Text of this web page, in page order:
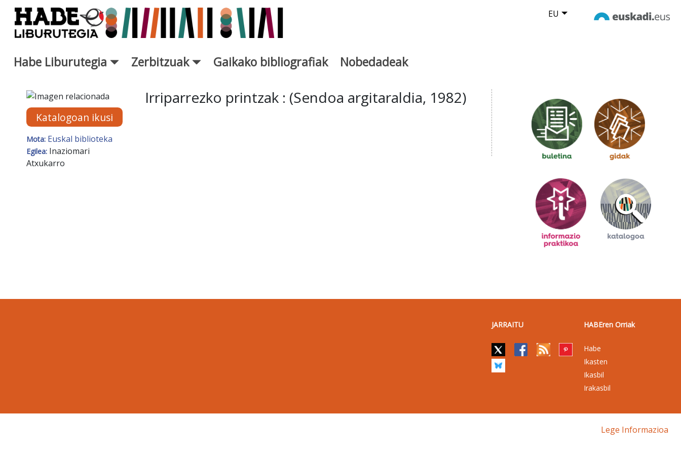
Eduki nagusira joan EU
Habe Liburutegia Zerbitzuak Gaikako bibliografiak Nobedadeak
Eskuratu berriak Fitxa - Liburutegia
Katalogoan ikusi
Mota: Euskal biblioteka
Egilea: Inaziomari
Atxukarro
Irriparrezko printzak : (Sendoa argitaraldia, 1982)
JARRAITU HABEren Orriak
Habe
Ikasten
Ikasbil
Irakasbil
Lege Informazioa